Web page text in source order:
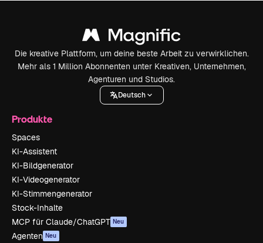
Die kreative Plattform, um deine beste Arbeit zu verwirklichen.
Mehr als 1 Million Abonnenten unter Kreativen, Unternehmen,
Agenturen und Studios.
Deutsch
Produkte
Spaces
KI-Assistent
KI-Bildgenerator
KI-Videogenerator
KI-Stimmengenerator
Stock-Inhalte
MCP für Claude/ChatGPT Neu
Agenten Neu